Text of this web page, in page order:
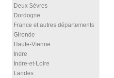
Deux Sèvres
Dordogne
France et autres départements
Gironde
Haute-Vienne
Indre
Indre-et-Loire
Landes